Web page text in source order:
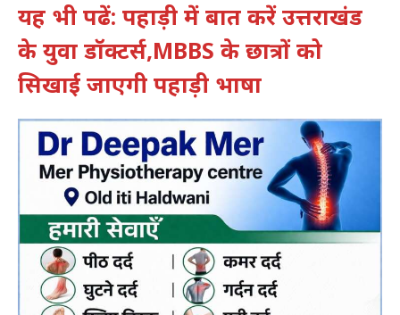
यह भी पढें: पहाड़ी में बात करें उत्तराखंड
के युवा डॉक्टर्स,MBBS के छात्रों को
सिखाई जाएगी पहाड़ी भाषा